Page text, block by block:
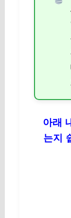
아래
는지